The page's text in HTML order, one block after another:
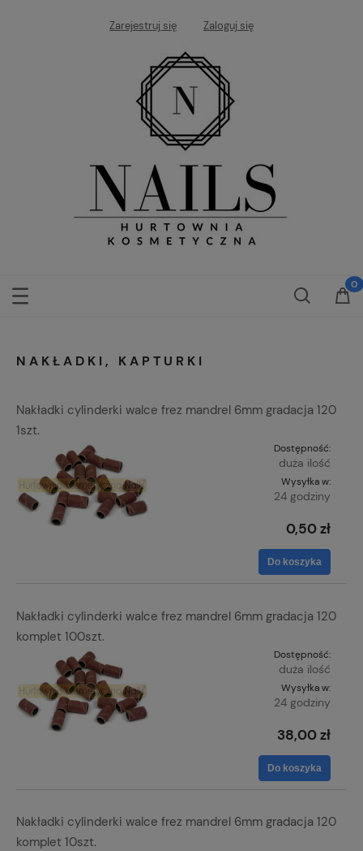
Zarejestruj się Zaloguj się
NAKŁADKI, KAPTURKI
Nakładki cylinderki walce frez mandrel 6mm gradacja 120
1szt.
Dostępność:
duża ilość
Wysyłka w:
24 godziny
0,50 zł
Do koszyka
Nakładki cylinderki walce frez mandrel 6mm gradacja 120
komplet 100szt.
Dostępność:
duża ilość
Wysyłka w:
24 godziny
38,00 zł
Do koszyka
Nakładki cylinderki walce frez mandrel 6mm gradacja 120
komplet 10szt.